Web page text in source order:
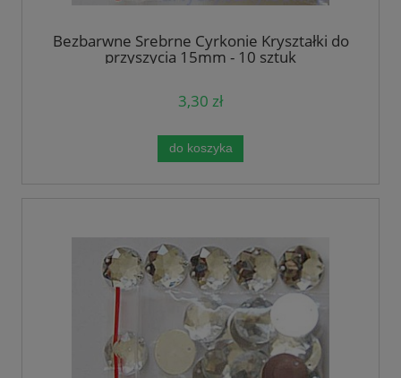
Bezbarwne Srebrne Cyrkonie Kryształki do
przyszycia 15mm - 10 sztuk
3,30 zł
do koszyka